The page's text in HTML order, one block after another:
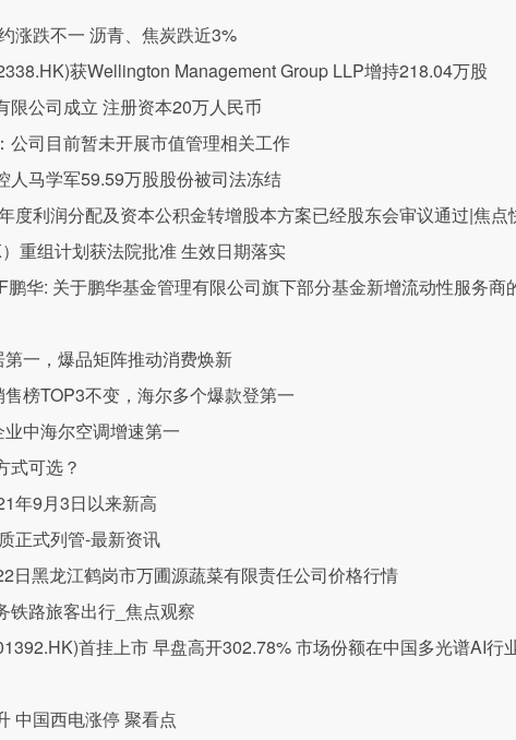
涨跌不一 沥青、焦炭跌近3%
获Wellington Management Group LLP增持218.04万股
限公司成立 注册资本20万人民币
公司目前暂未开展市值管理相关工作
人马学军59.59万股股份被司法冻结
度利润分配及资本公积金转增股本方案已经股东会审议通过|焦点
重组计划获法院批准 生效日期落实
鹏华: 关于鹏华基金管理有限公司旗下部分基金新增流动性服务商
一，爆品矩阵推动消费焕新
榜TOP3不变，海尔多个爆款登第一
中海尔空调增速第一
式可选？
年9月3日以来新高
正式列管-最新资讯
日黑龙江鹤岗市万圃源蔬菜有限责任公司价格行情
铁路旅客出行_焦点观察
首挂上市 早盘高开302.78% 市场份额在中国多光谱AI行
中国西电涨停 聚看点